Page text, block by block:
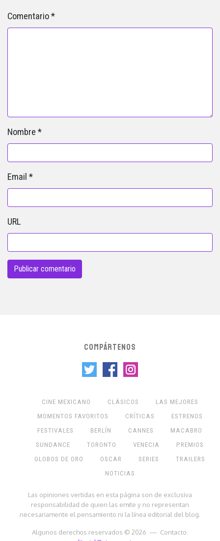
Comentario*
Nombre *
Email *
URL
COMPÁRTENOS
CINE MEXICANO CLÁSICOS
LAS MEJORES
MOMENTOS FAVORITOS
CRÍTICAS
ESTRENOS
FESTIVALES
BERLÍN CANNES
MACABRO
SUNDANCE
TORONTO VENECIA
PREMIOS
GLOBOS DE ORO
OSCAR SERIES
TRAILERS
NOTICIAS
Las opiniones vertidas en esta página son de exclusiva
responsabilidad de quien las emite y no representan
necesariamente el pensamiento ni la línea editorial del blog.
Algunos derechos reservados © 2026 — Contacto: